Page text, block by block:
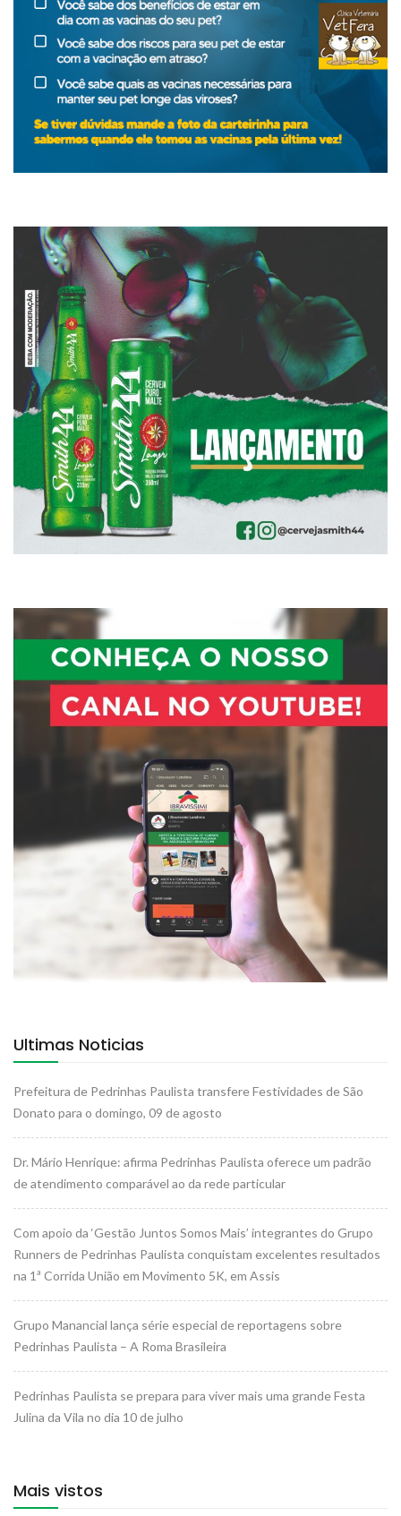
Ultimas Noticias
Prefeitura de Pedrinhas Paulista transfere Festividades de São
Donato para o domingo, 09 de agosto
Dr. Mário Henrique: afirma Pedrinhas Paulista oferece um padrão
de atendimento comparável ao da rede particular
Com apoio da ‘Gestão Juntos Somos Mais’ integrantes do Grupo
Runners de Pedrinhas Paulista conquistam excelentes resultados
na 1ª Corrida União em Movimento 5K, em Assis
Grupo Manancial lança série especial de reportagens sobre
Pedrinhas Paulista – A Roma Brasileira
Pedrinhas Paulista se prepara para viver mais uma grande Festa
Julina da Vila no dia 10 de julho
Mais vistos